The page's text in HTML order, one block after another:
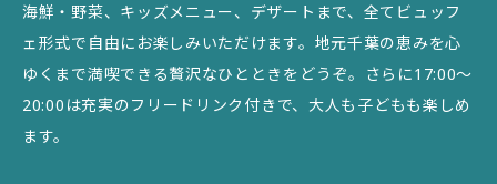
海鮮・野菜、キッズメニュー、デザートまで、全てビュッフ
ェ形式で自由にお楽しみいただけます。地元千葉の恵みを心
ゆくまで満喫できる贅沢なひとときをどうぞ。さらに17:00〜
20:00は充実のフリードリンク付きで、大人も子どもも楽しめ
ます。